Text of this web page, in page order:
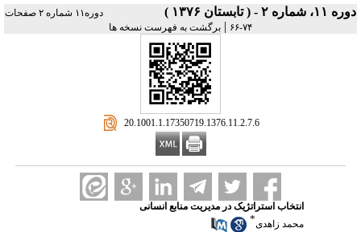
دوره ۱۱، شماره ۲ - ( تابستان ۱۳۷۶ )
دوره۱۱ شماره ۲ صفحات
۷۴-۶۶
| برگشت به فهرست نسخه ها
‎ 20.1001.1.17350719.1376.11.2.7.6
انتخاب استراتژیک در مدیریت منابع انسانی
محمد زاهدی*